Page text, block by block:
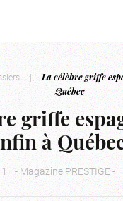
|
La célèbre griffe
Québec
griffe
à
| - Magazine PRESTIGE -